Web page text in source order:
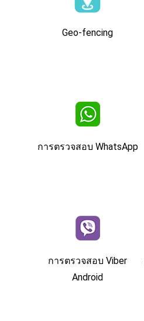
Geo-fencing
การตรวจสอบ WhatsApp
การตรวจสอบ Viber
Android